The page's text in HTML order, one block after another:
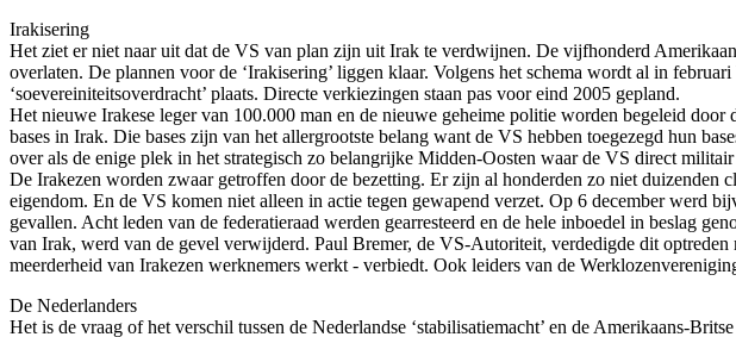
Irakisering
Het ziet er niet naar uit dat de VS van plan zijn uit Irak te verdwijnen. De vijfhonderd
overlaten. De plannen voor de ‘Irakisering’ liggen klaar. Volgens het schema wordt al in
‘soevereiniteitsoverdracht’ plaats. Directe verkiezingen staan pas voor eind 2005 gepland.
Het nieuwe Irakese leger van 100.000 man en de nieuwe geheime politie worden begeleid
bases in Irak. Die bases zijn van het allergrootste belang want de VS hebben toegezegd hun
over als de enige plek in het strategisch zo belangrijke Midden-Oosten waar de VS direct
De Irakezen worden zwaar getroffen door de bezetting. Er zijn al honderden zo niet duizenden
eigendom. En de VS komen niet alleen in actie tegen gewapend verzet. Op 6 december werd
gevallen. Acht leden van de federatieraad werden gearresteerd en de hele inboedel in beslag
van Irak, werd van de gevel verwijderd. Paul Bremer, de VS-Autoriteit, verdedigde dit
meerderheid van Irakezen werknemers werkt - verbiedt. Ook leiders van de
De Nederlanders
Het is de vraag of het verschil tussen de Nederlandse ‘stabilisatiemacht’ en de Amerikaans-